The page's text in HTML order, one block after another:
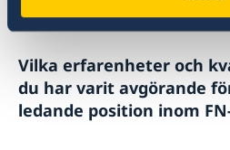
här i Bangkok.
Vilka erfarenheter och
du har varit avgörande
ledande position inom